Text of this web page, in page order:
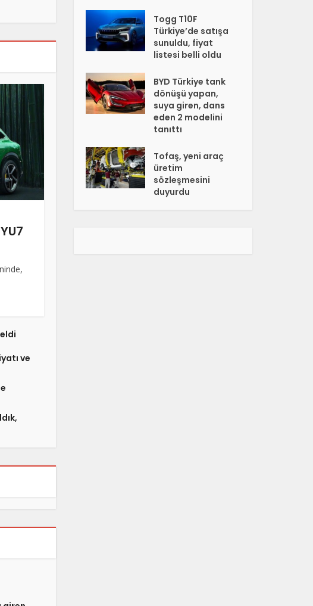
ve
Togg T10F
Türkiye’de satışa
sunuldu, fiyat
listesi belli oldu
BYD Türkiye tank
dönüşü yapan,
suya giren, dans
eden 2 modelini
tanıttı
Tofaş, yeni araç
üretim
sözleşmesini
duyurdu